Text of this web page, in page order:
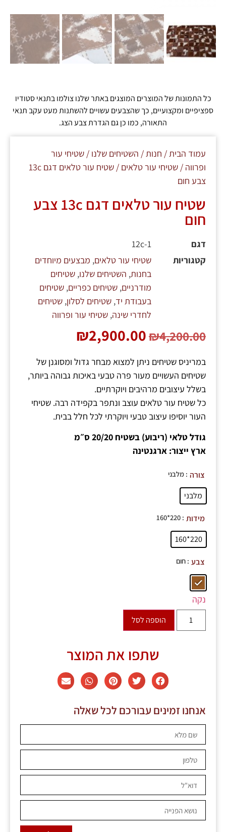
כל התמונות של המוצרים המוצגים באתר שלנו צולמו בתנאי סטודיו
ספציפיים ומקצועיים, כך שהצבעים עשויים להשתנות מעט עקב תנאי
התאורה, כמו כן גם הגדרת צבע הצג.
עמוד הבית/ חנות/ השטיחים שלנו / שטיחי עור
ופרווה / שטיחי עור טלאים
/ שטיח עור טלאים דגם 13c
צבע חום
שטיח עור טלאים דגם 13c צבע
חום
דגם
12c-1
קטגוריות
שטיחי עור טלאים, מבצעים מיוחדים
בחנות, השטיחים שלנו, שטיחים
מודרניים, שטיחים כפריים, שטיחים
בעבודת יד, שטיחים לסלון, שטיחים
לחדרי שינה, שטיחי עור ופרווה
₪4,200.00
₪2,900.00
במריניס שטיחים ניתן למצוא מבחר גדול ומסוגנן של
שטיחים העשויים מעור פרה טבעי באיכות גבוהה ביותר,
בשלל עיצובים מרהיבים ויוקרתיים.
כל שטיח עור טלאים עוצב ונתפר בקפידה רבה. שטיחי
העור יוסיפו עיצוב טבעי ויוקרתי לכל חלל בבית.
גודל טלאי (ריבוע) בשטיח 20/20 ס״מ
ארץ ייצור: ארגנטינה
צורה : מלבני
מלבני
מידות : 220*160
220*160
צבע : חום
נקה
הוספה לסל
שתפו את המוצר
אנחנו זמינים עבורכם לכל שאלה